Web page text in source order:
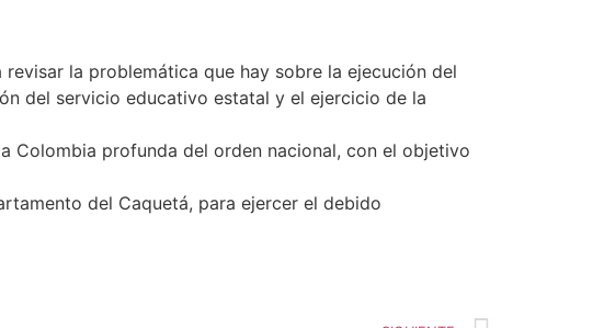
la problemática que hay sobre la ejecución del
del servicio educativo estatal y el ejercicio de la
Colombia profunda del orden nacional, con el objetivo
del Caquetá, para ejercer el debido